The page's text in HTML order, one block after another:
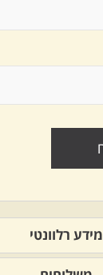
מידע רלוונטי